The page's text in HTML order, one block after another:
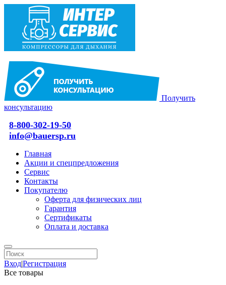
Получить
консультацию
8-800-302-19-50
info@bauersp.ru
Главная
Акции и спецпредложения
Сервис
Контакты
Покупателю
Оферта для физических лиц
Гарантия
Сертификаты
Оплата и доставка
Вход|Регистрация
Все товары